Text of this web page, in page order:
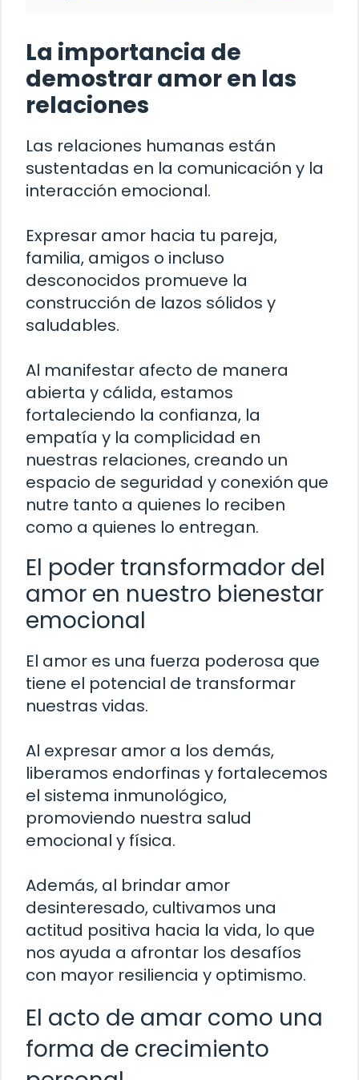
La importancia de
demostrar amor en las
relaciones
Las relaciones humanas están
sustentadas en la comunicación y la
interacción emocional.
Expresar amor hacia tu pareja,
familia, amigos o incluso
desconocidos promueve la
construcción de lazos sólidos y
saludables.
Al manifestar afecto de manera
abierta y cálida, estamos
fortaleciendo la confianza, la
empatía y la complicidad en
nuestras relaciones, creando un
espacio de seguridad y conexión que
nutre tanto a quienes lo reciben
como a quienes lo entregan.
El poder transformador del
amor en nuestro bienestar
emocional
El amor es una fuerza poderosa que
tiene el potencial de transformar
nuestras vidas.
Al expresar amor a los demás,
liberamos endorfinas y fortalecemos
el sistema inmunológico,
promoviendo nuestra salud
emocional y física.
Además, al brindar amor
desinteresado, cultivamos una
actitud positiva hacia la vida, lo que
nos ayuda a afrontar los desafíos
con mayor resiliencia y optimismo.
El acto de amar como una
forma de crecimiento